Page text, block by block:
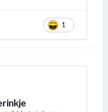
1